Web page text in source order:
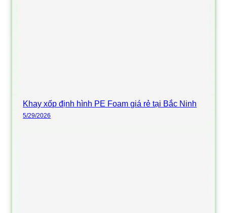
Khay xốp định hình PE Foam giá rẻ tại Bắc Ninh
5/29/2026